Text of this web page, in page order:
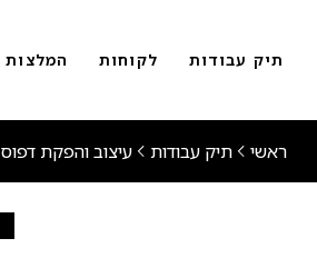
תיק עבודות לקוחות המלצות
ראשי תיק עבודות עיצוב והפקת דפוס